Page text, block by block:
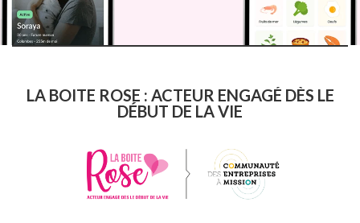
LA BOITE ROSE : ACTEUR ENGAGÉ DÈS LE
DÉBUT DE LA VIE